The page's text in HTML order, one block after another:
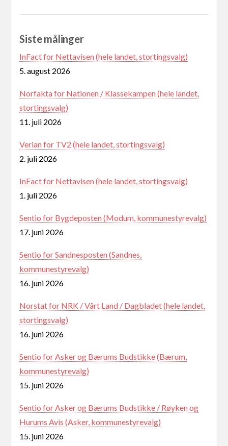
Siste målinger
InFact for Nettavisen (hele landet, stortingsvalg)
5. august 2026
Norfakta for Nationen / Klassekampen (hele landet,
stortingsvalg)
11. juli 2026
Verian for TV2 (hele landet, stortingsvalg)
2. juli 2026
InFact for Nettavisen (hele landet, stortingsvalg)
1. juli 2026
Sentio for Bygdeposten (Modum, kommunestyrevalg)
17. juni 2026
Sentio for Sandnesposten (Sandnes,
kommunestyrevalg)
16. juni 2026
Norstat for NRK / Vårt Land / Dagbladet (hele landet,
stortingsvalg)
16. juni 2026
Sentio for Asker og Bærums Budstikke (Bærum,
kommunestyrevalg)
15. juni 2026
Sentio for Asker og Bærums Budstikke / Røyken og
Hurums Avis (Asker, kommunestyrevalg)
15. juni 2026